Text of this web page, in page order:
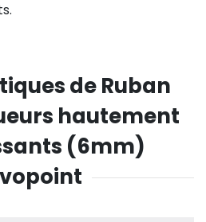
de Ruban
hautement
(6mm)